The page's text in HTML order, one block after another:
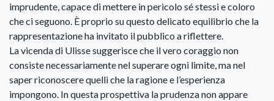
imprudente, capace di mettere in pericolo sé stessi e coloro
che ci seguono. È proprio su questo delicato equilibrio che la
rappresentazione ha invitato il pubblico a riflettere.
La vicenda di Ulisse suggerisce che il vero coraggio non
consiste necessariamente nel superare ogni limite, ma nel
saper riconoscere quelli che la ragione e l’esperienza
impongono. In questa prospettiva la prudenza non appare